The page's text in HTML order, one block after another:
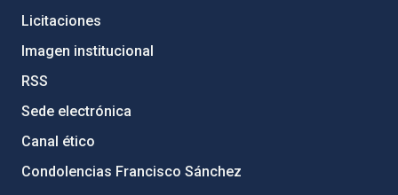
Licitaciones
Imagen institucional
RSS
Sede electrónica
Canal ético
Condolencias Francisco Sánchez